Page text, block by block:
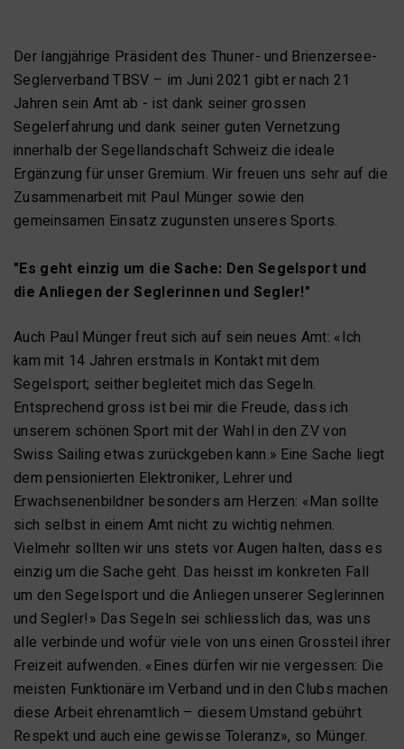
Der langjährige Präsident des Thuner- und Brienzersee-
Seglerverband TBSV – im Juni 2021 gibt er nach 21
Jahren sein Amt ab - ist dank seiner grossen
Segelerfahrung und dank seiner guten Vernetzung
innerhalb der Segellandschaft Schweiz die ideale
Ergänzung für unser Gremium. Wir freuen uns sehr auf die
Zusammenarbeit mit Paul Münger sowie den
gemeinsamen Einsatz zugunsten unseres Sports.
"Es geht einzig um die Sache: Den Segelsport und
die Anliegen der Seglerinnen und Segler!"
Auch Paul Münger freut sich auf sein neues Amt: «Ich
kam mit 14 Jahren erstmals in Kontakt mit dem
Segelsport; seither begleitet mich das Segeln.
Entsprechend gross ist bei mir die Freude, dass ich
unserem schönen Sport mit der Wahl in den ZV von
Swiss Sailing etwas zurückgeben kann.» Eine Sache liegt
dem pensionierten Elektroniker, Lehrer und
Erwachsenenbildner besonders am Herzen: «Man sollte
sich selbst in einem Amt nicht zu wichtig nehmen.
Vielmehr sollten wir uns stets vor Augen halten, dass es
einzig um die Sache geht. Das heisst im konkreten Fall
um den Segelsport und die Anliegen unserer Seglerinnen
und Segler!» Das Segeln sei schliesslich das, was uns
alle verbinde und wofür viele von uns einen Grossteil ihrer
Freizeit aufwenden. «Eines dürfen wir nie vergessen: Die
meisten Funktionäre im Verband und in den Clubs machen
diese Arbeit ehrenamtlich – diesem Umstand gebührt
Respekt und auch eine gewisse Toleranz», so Münger.